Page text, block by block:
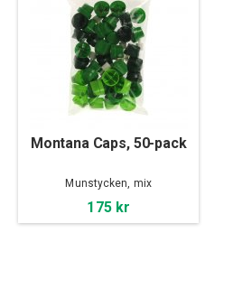
Montana Caps, 50-pack
Munstycken, mix
175 kr